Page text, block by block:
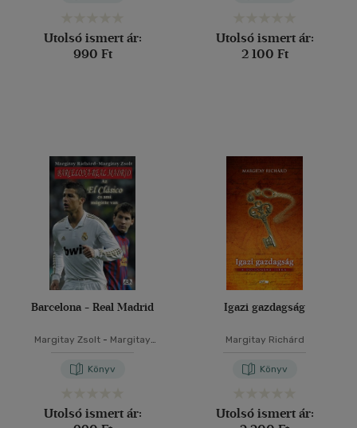
Utolsó ismert ár:
990 Ft
Utolsó ismert ár:
2 100 Ft
Barcelona - Real Madrid
Margitay Zsolt - Margitay
Könyv
Utolsó ismert ár:
Igazi gazdagság
Margitay Richárd
Könyv
Utolsó ismert ár: